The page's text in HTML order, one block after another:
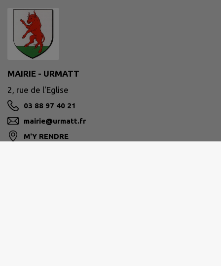
MAIRIE - URMATT
2, rue de l'Eglise
03 88 97 40 21
mairie@urmatt.fr
M'Y RENDRE